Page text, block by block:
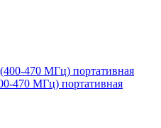
470 МГц) портативная